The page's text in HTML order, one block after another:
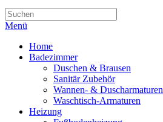
Menü
Home
Badezimmer
Duschen & Brausen
Sanitär Zubehör
Wannen- & Duscharmaturen
Waschtisch-Armaturen
Heizung